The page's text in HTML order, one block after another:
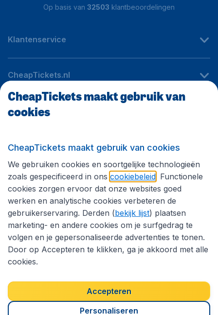
Op basis van 32503 klantbeoordelingen
Klantenservice
CheapTickets.nl
Internationale sites
Volg CheapTickets.nl
Privacybeleid
Copyright © 2026
CheapTickets maakt gebruik van
cookies
CheapTickets maakt gebruik van cookies
We gebruiken cookies en soortgelijke technologieën
zoals gespecificeerd in ons cookiebeleid . Functionele
cookies zorgen ervoor dat onze websites goed
werken en analytische cookies verbeteren de
gebruikerservaring. Derden (bekijk lijst) plaatsen
marketing- en andere cookies om je surfgedrag te
volgen en je gepersonaliseerde advertenties te tonen.
Door op Accepteren te klikken, ga je akkoord met alle
cookies.
Accepteren
Personaliseren